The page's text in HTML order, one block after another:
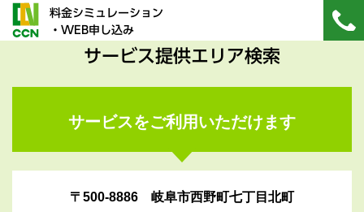
料金シミュレーション
・WEB申し込み
サービス提供エリア検索
サービスをご利用いただけます
〒500-8886 岐阜市西野町七丁目北町